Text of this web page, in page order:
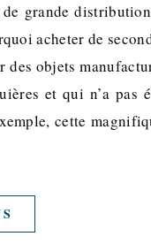
grande
acheter de
des objets
et qui n’a pas
cette